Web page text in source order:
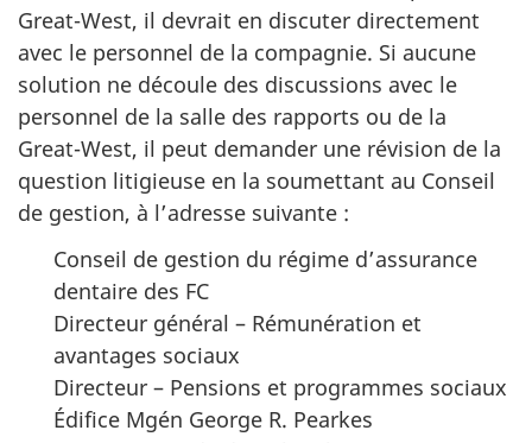
Great-West, il devrait en discuter directement
avec le personnel de la compagnie. Si aucune
solution ne découle des discussions avec le
personnel de la salle des rapports ou de la
Great-West, il peut demander une révision de la
question litigieuse en la soumettant au Conseil
de gestion, à l’adresse suivante :
Conseil de gestion du régime d’assurance
dentaire des FC
Directeur général – Rémunération et
avantages sociaux
Directeur – Pensions et programmes sociaux
Édifice Mgén George R. Pearkes